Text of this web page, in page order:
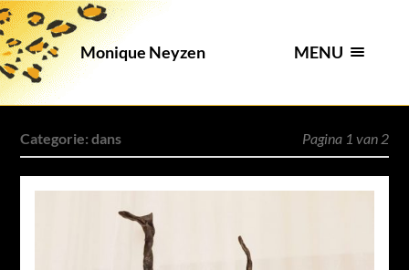
Monique Neyzen MENU
Categorie:dans Pagina 1 van 2